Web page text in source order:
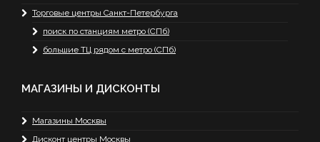
Торговые центры Санкт-Петербурга
поиск по станциям метро (СПб)
большие ТЦ рядом с метро (СПб)
МАГАЗИНЫ И ДИСКОНТЫ
Магазины Москвы
Дисконт центры Москвы